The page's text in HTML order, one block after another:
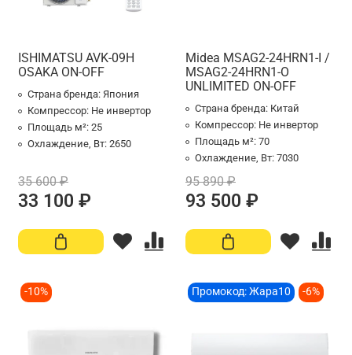
ISHIMATSU AVK-09H
OSAKA ON-OFF
Страна бренда: Япония
Компрессор: Не инвертор
Площадь м²: 25
Охлаждение, Вт: 2650
35 600 ₽
33 100 ₽
Midea MSAG2-24HRN1-I /
MSAG2-24HRN1-O
UNLIMITED ON-OFF
Страна бренда: Китай
Компрессор: Не инвертор
Площадь м²: 70
Охлаждение, Вт: 7030
95 890 ₽
93 500 ₽
-10% Промокод: Жара10 -6%